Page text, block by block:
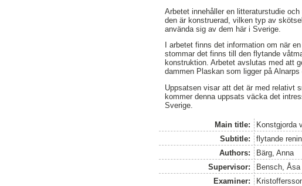
Arbetet innehåller en litteraturstudie
den är konstruerad, vilken typ av
använda sig av dem här i Sverige.
I arbetet finns det information om när
stommar det finns till den flytande
konstruktion. Arbetet avslutas med att
dammen Plaskan som ligger på
Uppsatsen visar att det är med relativt
kommer denna uppsats väcka det
Sverige.
Main title:
Konstgjorda
Subtitle:
flytande
Authors:
Bärg, Anna
Supervisor:
Bensch, Åsa
Examiner: